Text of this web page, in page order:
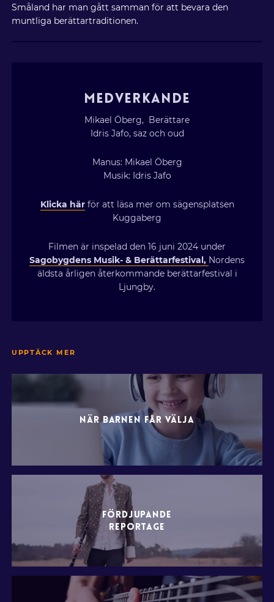
Småland har man gått samman för att bevara den
muntliga berättartraditionen.
MEDVERKANDE
Mikael Öberg, Berättare
Idris Jafo, saz och oud
Manus: Mikael Öberg
Musik: Idris Jafo
Klicka härför att läsa mer om sägensplatsen
Kuggaberg
Filmen är inspelad den 16 juni 2024 under
Sagobygdens Musik- & Berättarfestival, Nordens
äldsta årligen återkommande berättarfestival i
Ljungby.
UPPTÄCK MER
NÄR BARNEN FÅR VÄLJA
FÖRDJUPANDE
REPORTAGE